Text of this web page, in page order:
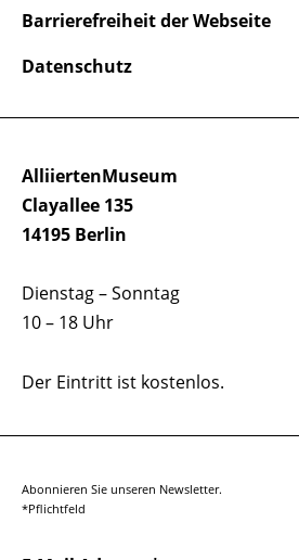
AlliiertenMuseum
Clayallee 135
14195 Berlin
Dienstag – Sonntag
10 – 18 Uhr
Der Eintritt ist kostenlos.
Barrierefreiheit der Webseite
Datenschutz
Abonnieren Sie unseren Newsletter.
*Pflichtfeld